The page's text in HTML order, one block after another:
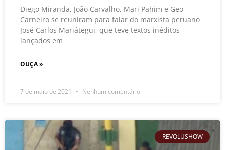
Diego Miranda, João Carvalho, Mari Pahim e Geo
Carneiro se reuniram para falar do marxista peruano
José Carlos Mariátegui, que teve textos inéditos
lançados em
OUÇA »
7 de maio de 2021 Nenhum comentário
REVOLUSHOW